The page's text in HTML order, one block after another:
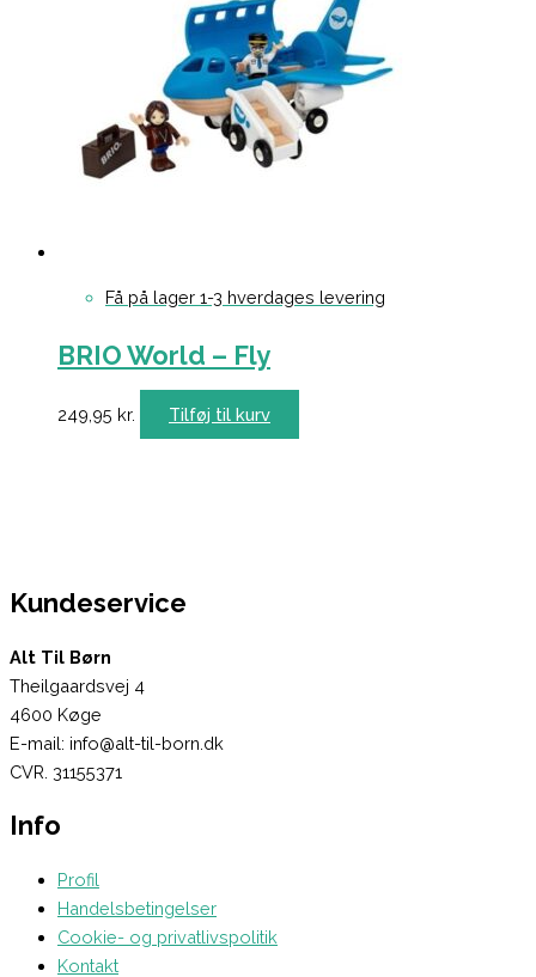
Få på lager 1-3 hverdages levering
BRIO World – Fly
249,95 kr. Tilføj til kurv
Kundeservice
Alt Til Børn
Theilgaardsvej 4
4600 Køge
E-mail: info@alt-til-born.dk
CVR. 31155371
Info
Profil
Handelsbetingelser
Cookie- og privatlivspolitik
Kontakt